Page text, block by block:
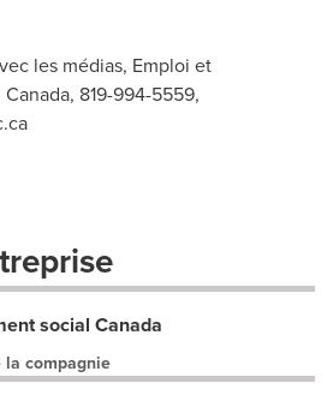
les médias, Emploi et
819-994-5559,
social Canada
compagnie